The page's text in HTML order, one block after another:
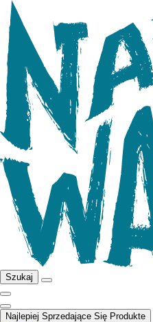
Szukaj
Najlepiej Sprzedające Się Produkte